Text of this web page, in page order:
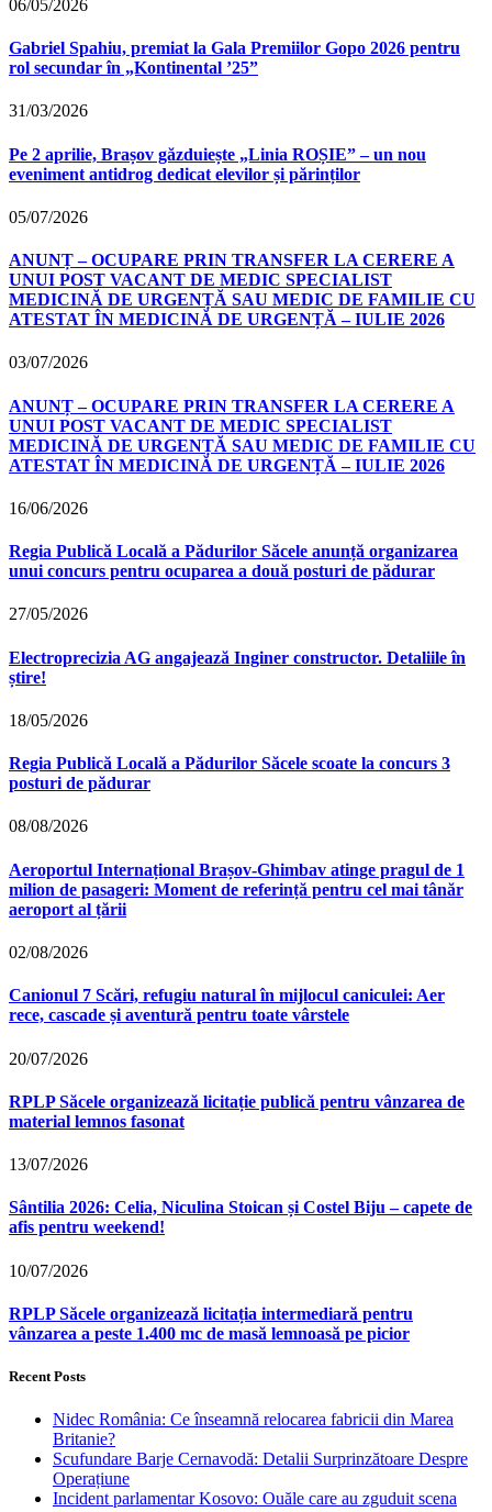
06/05/2026
Gabriel Spahiu, premiat la Gala Premiilor Gopo 2026 pentru
rol secundar în „Kontinental ’25”
31/03/2026
Pe 2 aprilie, Brașov găzduiește „Linia ROȘIE” – un nou
eveniment antidrog dedicat elevilor și părinților
05/07/2026
ANUNȚ – OCUPARE PRIN TRANSFER LA CERERE A
UNUI POST VACANT DE MEDIC SPECIALIST
MEDICINĂ DE URGENȚĂ SAU MEDIC DE FAMILIE CU
ATESTAT ÎN MEDICINĂ DE URGENȚĂ – IULIE 2026
03/07/2026
ANUNȚ – OCUPARE PRIN TRANSFER LA CERERE A
UNUI POST VACANT DE MEDIC SPECIALIST
MEDICINĂ DE URGENȚĂ SAU MEDIC DE FAMILIE CU
ATESTAT ÎN MEDICINĂ DE URGENȚĂ – IULIE 2026
16/06/2026
Regia Publică Locală a Pădurilor Săcele anunță organizarea
unui concurs pentru ocuparea a două posturi de pădurar
27/05/2026
Electroprecizia AG angajează Inginer constructor. Detaliile în
știre!
18/05/2026
Regia Publică Locală a Pădurilor Săcele scoate la concurs 3
posturi de pădurar
08/08/2026
Aeroportul Internațional Brașov‑Ghimbav atinge pragul de 1
milion de pasageri: Moment de referință pentru cel mai tânăr
aeroport al țării
02/08/2026
Canionul 7 Scări, refugiu natural în mijlocul caniculei: Aer
rece, cascade și aventură pentru toate vârstele
20/07/2026
RPLP Săcele organizează licitație publică pentru vânzarea de
material lemnos fasonat
13/07/2026
Sântilia 2026: Celia, Niculina Stoican și Costel Biju – capete de
afis pentru weekend!
10/07/2026
RPLP Săcele organizează licitația intermediară pentru
vânzarea a peste 1.400 mc de masă lemnoasă pe picior
Recent Posts
Nidec România: Ce înseamnă relocarea fabricii din Marea
Britanie?
Scufundare Barje Cernavodă: Detalii Surprinzătoare Despre
Operațiune
Incident parlamentar Kosovo: Ouăle care au zguduit scena